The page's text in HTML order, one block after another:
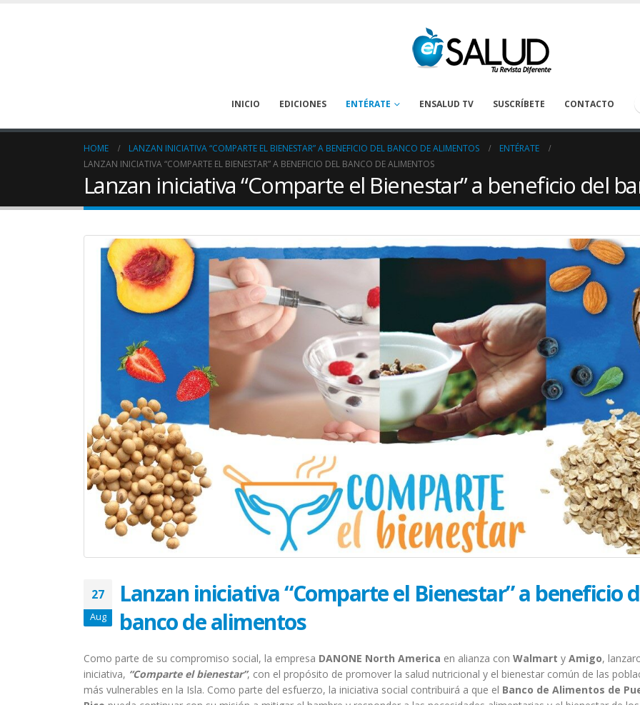
INICIO EDICIONES ENTÉRATE ENSALUD TV SUSCRÍBETE CONTACTO
HOME LANZAN INICIATIVA “COMPARTE EL BIENESTAR” A BENEFICIO DEL BANCO DE ALIMENTOS
ENTÉRATE
LANZAN INICIATIVA “COMPARTE EL BIENESTAR” A BENEFICIO DEL BANCO DE ALIMENTOS
Lanzan iniciativa “Comparte el Bienestar” a beneficio del
27
Aug
Lanzan iniciativa “Comparte el Bienestar” a beneficio
banco de alimentos
Como parte de su compromiso social, la empresa DANONE North America en alianza con Walmart y Amigo,
iniciativa, “Comparte el bienestar”, con el propósito de promover la salud nutricional y el bienestar común de las
más vulnerables en la Isla. Como parte del esfuerzo, la iniciativa social contribuirá a que el Banco de Alimentos de
La deshidratación puede
prevenirse en los pacientes
oncológicos
August 1, 2026
El Acompañamiento es
vitales en los sobrevivientes
July 10, 2026
La nueva normalidad de un
June 25, 2026
Altamente nocivo el polvo
del desierto del Sahara en
salud oncológica
June 10, 2026
¿Eres sobreviviente? Hora de
abrazar la salud oncológica
Tanatología: Más allá del
Preguntas claves para
prepararte antes de recibir
tu tratamiento oncológico
April 30, 2026
Hora de prepararse para ser
un cuidador oncológico
March 19, 2026
Equilibrando tu diagnóstico
oncológico con tu actitud
February 19, 2026
Secuelas del cáncer cervical
January 20, 2026
La
prevenirse en los
oncológicos
August 1, 2026
El
vitales en los
July 10, 2026
La nueva
sobreviviente de
June 25, 2026
Altamente nocivo
del desierto del
salud
June 10, 2026
¿Eres
abrazar la salud